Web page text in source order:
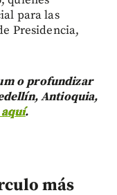
para las
Presidencia,
o profundizar
Antioquia,
.
más